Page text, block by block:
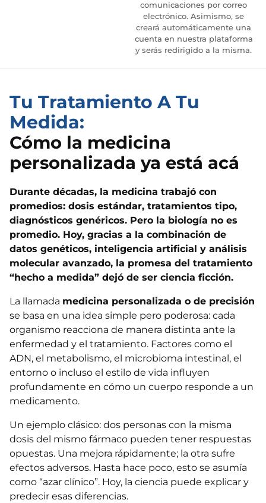
comunicaciones por correo
electrónico. Asimismo, se
creará automáticamente una
cuenta en nuestra plataforma
y serás redirigido a la misma.
Tu Tratamiento A Tu
Medida:
Cómo la medicina
personalizada ya está acá
Durante décadas, la medicina trabajó con
promedios: dosis estándar, tratamientos tipo,
diagnósticos genéricos. Pero la biología no es
promedio. Hoy, gracias a la combinación de
datos genéticos, inteligencia artificial y análisis
molecular avanzado, la promesa del tratamiento
“hecho a medida” dejó de ser ciencia ficción.
La llamada medicina personalizada o de precisión
se basa en una idea simple pero poderosa: cada
organismo reacciona de manera distinta ante la
enfermedad y el tratamiento. Factores como el
ADN, el metabolismo, el microbioma intestinal, el
entorno o incluso el estilo de vida influyen
profundamente en cómo un cuerpo responde a un
medicamento.
Un ejemplo clásico: dos personas con la misma
dosis del mismo fármaco pueden tener respuestas
opuestas. Una mejora rápidamente; la otra sufre
efectos adversos. Hasta hace poco, esto se asumía
como “azar clínico”. Hoy, la ciencia puede explicar y
predecir esas diferencias.